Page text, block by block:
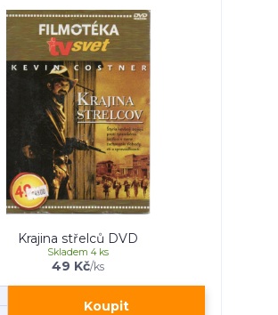
Krajina střelců DVD
49 Kč/ks
Skladem 4 ks
Koupit